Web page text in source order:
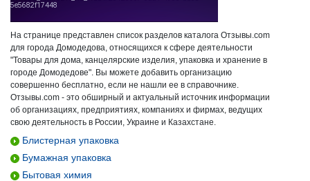
На странице представлен список разделов каталога Отзывы.com
для города Домодедова, относящихся к сфере деятельности
"Товары для дома, канцелярские изделия, упаковка и хранение в
городе Домодедове". Вы можете добавить организацию
совершенно бесплатно, если не нашли ее в справочнике.
Отзывы.com - это обширный и актуальный источник информации
об организациях, предприятиях, компаниях и фирмах, ведущих
свою деятельность в России, Украине и Казахстане.
Блистерная упаковка
Бумажная упаковка
Бытовая химия